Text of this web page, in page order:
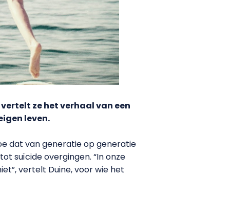
vertelt ze het verhaal van een
leven.
dat van generatie op generatie
suïcide overgingen. “In onze
vertelt Duine, voor wie het